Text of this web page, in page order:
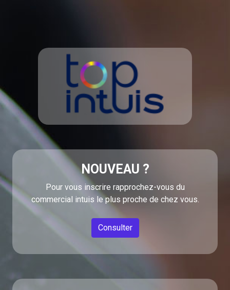
NOUVEAU ?
Pour vous inscrire rapprochez-vous du
commercial intuis le plus proche de chez vous.
Consulter